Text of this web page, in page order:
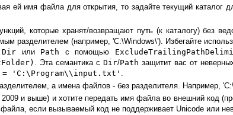
ей имя файла для открытия, то задайте текущий
которые хранят/возвращают путь (к каталогу) без
разделителем (например, 'C:\Windows\'). Избегайте
Dir или Path с помощью
. Эта семантика с Dir/Path защитит вас от
'C:\Program\\input.txt'
а имена файлов - без разделителя. Например,
и выше) и хотите передать имя файла во внешний код
если вызываемый код не поддерживает Unicode или